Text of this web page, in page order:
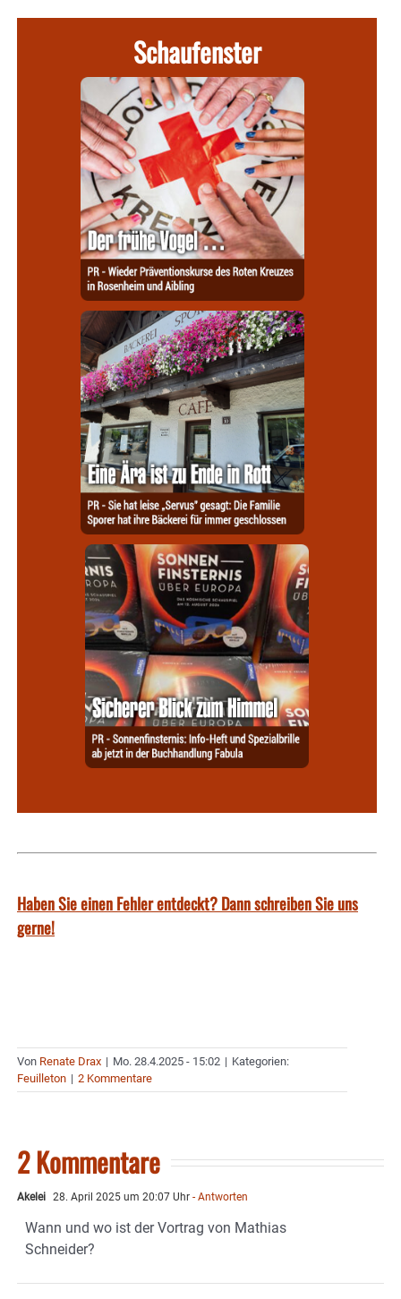
Schaufenster
Haben Sie einen Fehler entdeckt? Dann schreiben Sie uns
gerne!
Von Renate Drax | Mo. 28.4.2025 - 15:02 | Kategorien:
Feuilleton | 2 Kommentare
2 Kommentare
Akelei 28. April 2025 um 20:07 Uhr - Antworten
Wann und wo ist der Vortrag von Mathias
Schneider?